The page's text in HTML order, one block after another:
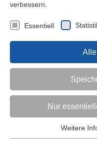
Kontakt Ihre Meinung ist
Kinder (0-6)
Grundschulkinder
Jugendliche
verbessern.
Essentiell
Nur
Essentielle Cookies
Weitere